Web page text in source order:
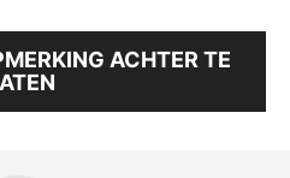
ACHTER TE